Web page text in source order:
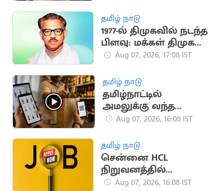
தமிழ் நாடு
1977-ல் திமுகவில் நடந்த
பிளவு: மக்கள் திமுக
உருவான வரலாறு!
Aug 07, 2026, 17:08 IST
தமிழ் நாடு
தமிழ்நாட்டில்
அமலுக்கு வந்த
ஆன்லைன் மது
தகவல்
Aug 07, 2026, 16:08 IST
தமிழ் நாடு
சென்னை HCL
நிறுவனத்தில்
வேலைவாய்ப்பு:
Aug 07, 2026, 16:08 IST